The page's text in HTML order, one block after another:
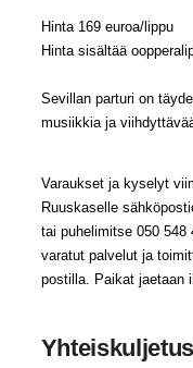
Hinta 169 euroa/lippu
Hinta sisältää
Sevillan parturi on
musiikkia ja
Varaukset ja kyselyt
Ruuskaselle
tai puhelimitse 050 548
varatut palvelut ja
postilla. Paikat jaetaan